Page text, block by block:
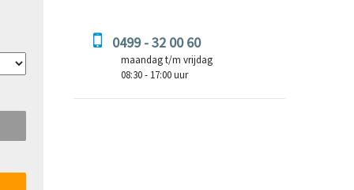
0499 - 32 00 60
maandag t/m vrijdag
08:30 - 17:00 uur